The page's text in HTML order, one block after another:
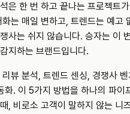
은 한 번 하고 끝나는 프로젝트
는 매일 변하고, 트렌드는 예고
사는 쉬지 않습니다. 승자는 이
지하는 브랜드입니다.
뷰 분석, 트렌드 센싱, 경쟁사
화. 이 5가지 방법을 하나의 파이
, 비로소 고객이 말하지 않는 니